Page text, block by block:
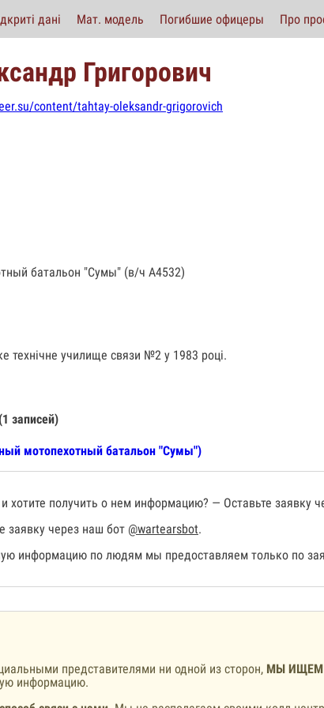
дані Мат. модель Погибшие офицеры Про
Григорович
content/tahtay-oleksandr-grigorovich
батальон "Сумы" (в/ч А4532)
технічне училище связи №2 у 1983 році.
записей)
мотопехотный батальон "Сумы")
хотите получить о нем информацию? — Оставьте заявку
заявку через наш бот @wartearsbot.
информацию по людям мы предоставляем только по
представителями ни одной из сторон, МЫ
информацию.